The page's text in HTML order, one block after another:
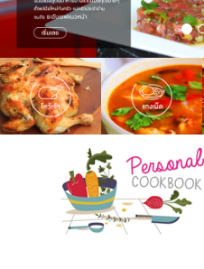
สูตรอาหารล่าสุด
Top Foodie
พาไปชิม
สารพันก้นครัว
เคล็ดลับน่ารู้
เปรียบเทียบหน่วยก
เปรียบเทียบอุณหภูมิ
เปรียบเทียบน้ำหนัก
FoodPedia
สร้าง Cookbook